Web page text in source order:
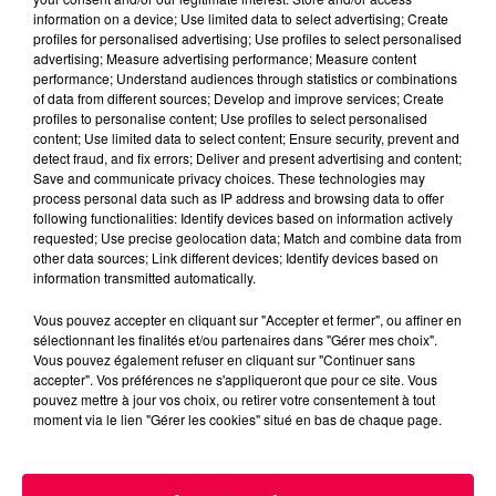
On écoute un vocal qu’on vient d’envoyer… et là,
panique intérieure :
“Mais… c’est MA voix ça ?!”
On se croit élégant à l’oral… et soudain on découvre
une sorte de mélange entre un GPS fatigué et un
canard enrhumé.
En réalité, ce phénomène est totalement normal. Et il
a une explication scientifique très simple : quand vous
parlez, vous n’entendez pas votre voix comme les
autres l’entendent.
Pourquoi ? Parce que votre cerveau reçoit votre voix
par deux chemins différents. D’abord par l’air, comme
tout le monde. Mais aussi par les vibrations qui
passent directement dans les os de votre crâne. Oui,
votre tête sert un peu d’enceinte Bluetooth naturelle.
voix. Résultat : dans votre tête, votre voix paraît plus
information on a device; Use limited data to select advertising; Create
profiles for personalised advertising; Use profiles to select personalised
advertising; Measure advertising performance; Measure content
performance; Understand audiences through statistics or combinations
of data from different sources; Develop and improve services; Create
profiles to personalise content; Use profiles to select personalised
content; Use limited data to select content; Ensure security, prevent and
detect fraud, and fix errors; Deliver and present advertising and content;
Save and communicate privacy choices. These technologies may
process personal data such as IP address and browsing data to offer
following functionalities: Identify devices based on information actively
requested; Use precise geolocation data; Match and combine data from
other data sources; Link different devices; Identify devices based on
information transmitted automatically.
Vous pouvez accepter en cliquant sur "Accepter et fermer", ou affiner en
sélectionnant les finalités et/ou partenaires dans "Gérer mes choix".
Vous pouvez également refuser en cliquant sur "Continuer sans
accepter". Vos préférences ne s'appliqueront que pour ce site. Vous
pouvez mettre à jour vos choix, ou retirer votre consentement à tout
moment via le lien "Gérer les cookies" situé en bas de chaque page.